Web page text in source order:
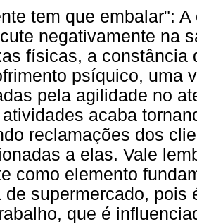
tem que embalar":
negativamente na
físicas, a constância
psíquico, uma
pela agilidade no
acaba
reclamações dos
a elas. Vale
como elemento
de supermercado, pois
que é